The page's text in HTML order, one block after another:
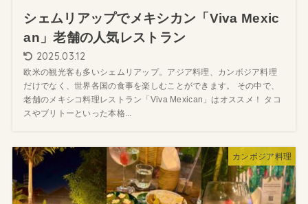
シェムリアップでメキシカン「Viva Mexic
an」老舗の人気レストラン
2025.03.12
欧米の観光客も多いシェムリアップ。アジア料理、カンボジア料理
だけでなく、世界各国の食事を楽しむことができます。 その中で、
老舗のメキシコ料理レストラン「Viva Mexican」はオススメ！ タコ
スやブリトーといった本格...
カンボジア料理